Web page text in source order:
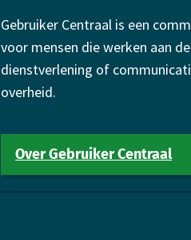
Gebruiker Centraal is een
voor mensen die werken aan de
dienstverlening of
overheid.
Over Gebruiker Centraal